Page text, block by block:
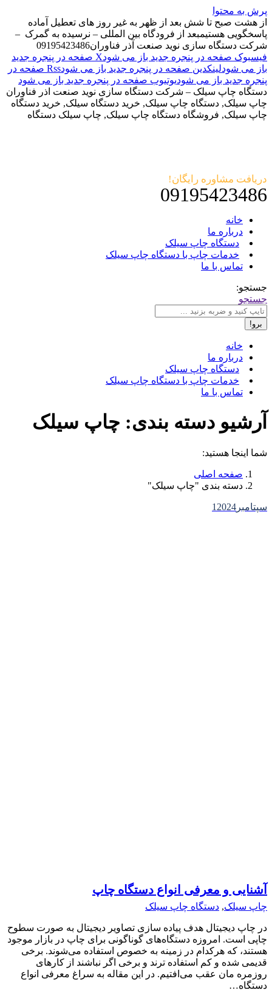
پرش به محتوا
از هشت صبح تا شش بعد از ظهر به غیر روز های تعطیل آماده
پاسخگویی هستیمبعد از فرودگاه بین المللی – نرسیده به گمرک –
شرکت دستگاه سازی نوید صنعت آذر فناوران09195423486
فیسبوک صفحه در پنجره جدید باز می شود
X صفحه در پنجره جدید
باز می شودلینکدین صفحه در پنجره جدید باز می شود
Rss صفحه در
پنجره جدید باز می شودیوتیوب صفحه در پنجره جدید باز می شود
دستگاه چاپ سیلک – شرکت دستگاه سازی نوید صنعت اذر فناوران
چاپ سیلک, دستگاه چاپ سیلک, خرید دستگاه سیلک, خرید دستگاه
چاپ سیلک, فروشگاه دستگاه چاپ سیلک, چاپ سیلک دستگاه
دریافت مشاوره رایگان!
09195423486
خانه
درباره ما
دستگاه چاپ سیلک
خدمات چاپ با دستگاه چاپ سیلک
تماس با ما
جستجو:
جستجو
خانه
درباره ما
دستگاه چاپ سیلک
خدمات چاپ با دستگاه چاپ سیلک
تماس با ما
آرشیو دسته بندی: چاپ سیلک
شما اینجا هستید:
صفحه اصلی
دسته بندی "چاپ سیلک"
سپتامبر 1 2024
آشنایی و معرفی انواع دستگاه چاپ
چاپ سیلک, دستگاه چاپ سیلک
در چاپ دیجیتال هدف پیاده سازی تصاویر دیجیتال به صورت سطوح
چاپی است. امروزه دستگاه‌های گوناگونی برای چاپ در بازار موجود
هستند، که هرکدام در زمینه به خصوص استفاده می‌شوند. برخی
قدیمی شده و کم استفاده ترند و برخی اگر نباشند از کارهای
روزمره مان عقب می‌افتیم. در این مقاله به سراغ معرفی انواع
دستگاه…